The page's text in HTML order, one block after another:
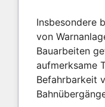
Insbesondere
von
Bauarbeiten
aufmerksame
Befahrbarkeit